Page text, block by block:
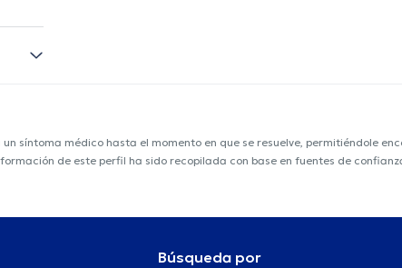
síntoma médico hasta el momento en que se resuelve, permitiéndole
de este perfil ha sido recopilada con base en fuentes de
Búsqueda por